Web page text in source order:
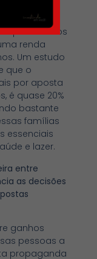
dos gastos
que estamos
renda
Um estudo
que o
por aposta
é quase 20%
bastante
famílias
essenciais
e lazer.
entre
as decisões
ganhos
pessoas a
propaganda